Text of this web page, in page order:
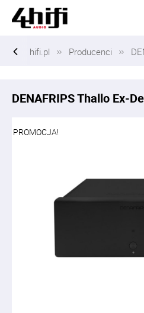
hifi.pl Producenci
DENAFRIPS Thallo Ex-
PROMOCJA!